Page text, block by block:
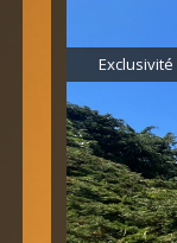
Exclusivité